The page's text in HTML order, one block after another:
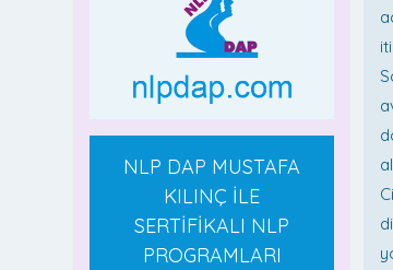
NLP DAP MUSTAFA
KILINÇ İLE
SERTİFİKALI NLP
PROGRAMLARI